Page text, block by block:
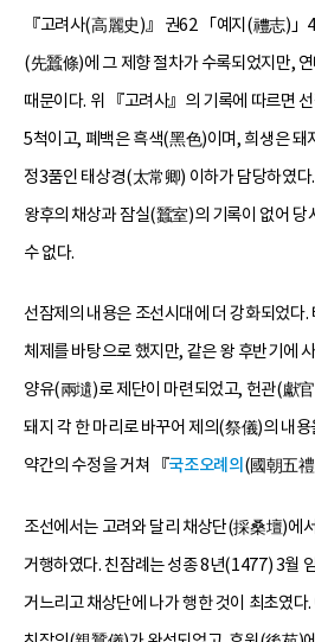
『고려사(高麗史)』 권62 「예지(禮志)
(先蠶條)에 그 제향 절차가 수록되었지만, 연
때문이다. 위 『고려사』의 기록에 따르면
5척이고, 폐백은 흑색(黑色)이며, 희생은 돼
정3품인 태상경(太常卿) 이하가 담당하였
왕후의 채상과 잠실(蠶室)의 기록이 없어 당
수 없다.
선잠제의 내용은 조선시대에 더 강화되었다.
체제를 바탕으로 했지만, 같은 왕 후반기에
양유(兩壝)로 제단이 마련되었고, 헌관(獻
돼지 각 한 마리로 바꾸어 제의(祭儀)의 내
약간의 수정을 거쳐 『국조오례의 (國朝五
조선에서는 고려와 달리 채상단(採桑壇)에
거행하였다. 친잠례는 성종 8년(1477) 3월
거느리고 채상단에 나가 행한 것이 최초였다